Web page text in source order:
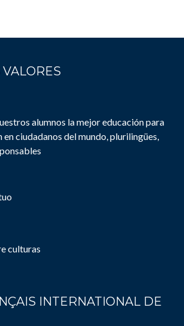
alumnos la mejor educación para
en ciudadanos del mundo, plurilingües,
culturas
INTERNATIONAL DE